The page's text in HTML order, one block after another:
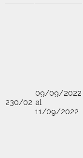
230/02
09/09/2022
al
11/09/2022